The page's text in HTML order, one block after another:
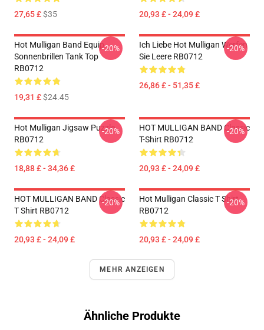
27,65 £$35 20,93 £ - 24,09 £
Hot Mulligan Band Equip
Sonnenbrillen Tank Top
RB0712
19,31 £$24.45
-20%
Ich Liebe Hot Mulligan Werfen
Sie Leere RB0712
26,86 £ - 51,35 £
-20%
Hot Mulligan Jigsaw Puzzle
RB0712
18,88 £ - 34,36 £
-20%
HOT MULLIGAN BAND Classic
T-Shirt RB0712
20,93 £ - 24,09 £
-20%
HOT MULLIGAN BAND Classic
T Shirt RB0712
20,93 £ - 24,09 £
-20%
Hot Mulligan Classic T Shirt
RB0712
20,93 £ - 24,09 £
-20%
MEHR ANZEIGEN
Ähnliche Produkte